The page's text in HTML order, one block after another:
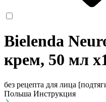
Bielenda
крем, 50 мл
без рецепта для лица
Польша Инструкция